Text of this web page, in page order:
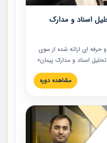
اسناد و مدارک
حرفه‏ ای ارائه شده از سوی
اسناد و مدارک پیمان»
شد. در این آموزش
پیمان، اولویت بندی اسناد
این خصوص ارائه شده است.
مشاهده دوره